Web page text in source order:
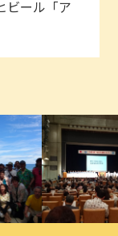
ビール「ア